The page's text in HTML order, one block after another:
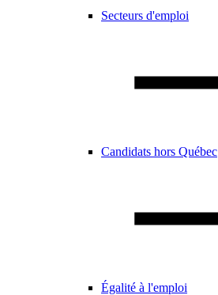
Secteurs d'emploi
Candidats hors Québec
Égalité à l'emploi